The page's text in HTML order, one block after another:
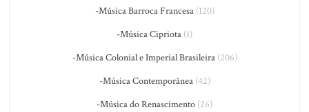
-Música Barroca Francesa(120)
-Música Cipriota (1)
-Música Colonial e Imperial Brasileira(206)
-Música Contemporânea(42)
-Música do Renascimento (26)